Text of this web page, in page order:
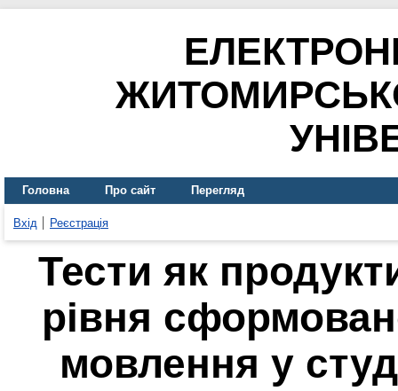
Головна Про сайт Перегляд
Вхід Реєстрація
Тести як
рівня
мовлення у